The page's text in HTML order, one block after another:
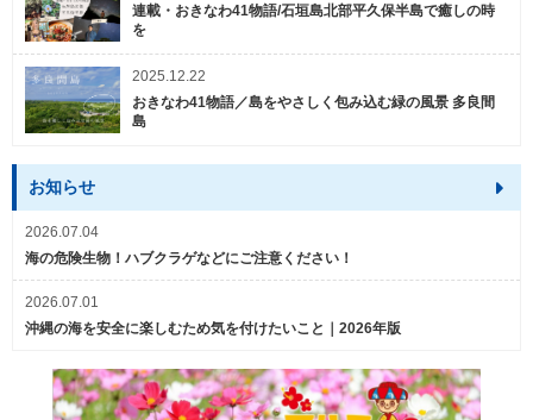
連載・おきなわ41物語/石垣島北部平久保半島で癒しの時
を
2025.12.22
おきなわ41物語／島をやさしく包み込む緑の風景 多良間
島
お知らせ
2026.07.04
海の危険生物！ハブクラゲなどにご注意ください！
2026.07.01
沖縄の海を安全に楽しむため気を付けたいこと｜2026年版